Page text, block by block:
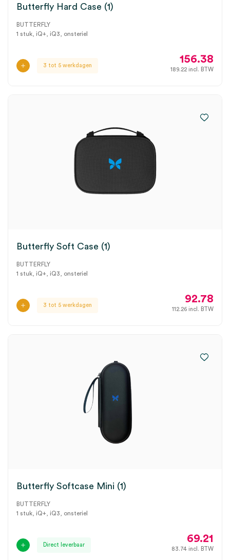
Butterfly Hard Case (1)
BUTTERFLY
1 stuk, iQ+, iQ3, onsteriel
3 tot 5 werkdagen
156.38
189.22 incl. BTW
Butterfly Soft Case (1)
BUTTERFLY
1 stuk, iQ+, iQ3, onsteriel
3 tot 5 werkdagen
92.78
112.26 incl. BTW
Butterfly Softcase Mini (1)
BUTTERFLY
1 stuk, iQ+, iQ3, onsteriel
Direct leverbaar
69.21
83.74 incl. BTW